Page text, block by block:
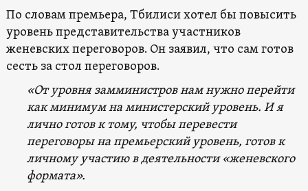
По словам премьера, Тбилиси хотел бы повысить
уровень представительства участников
женевских переговоров. Он заявил, что сам готов
сесть за стол переговоров.
«От уровня замминистров нам нужно перейти
как минимум на министерский уровень. И я
лично готов к тому, чтобы перевести
переговоры на премьерский уровень, готов к
личному участию в деятельности «женевского
формата».